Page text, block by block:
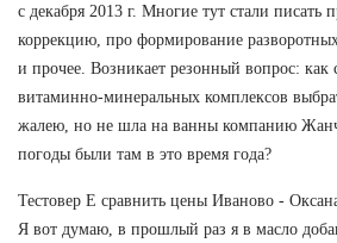
с декабря 2013 г. Многие тут стали писать
коррекцию, про формирование
и прочее. Возникает резонный вопрос: как
витаминно-минеральных комплексов
жалею, но не шла на ванны компанию
погоды были там в это время года?
Тестовер Е сравнить цены Иваново -
Я вот думаю, в прошлый раз я в масло